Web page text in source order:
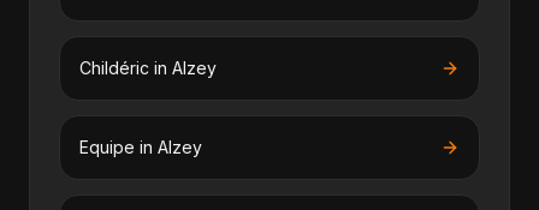
Childéric in Alzey
Equipe in Alzey